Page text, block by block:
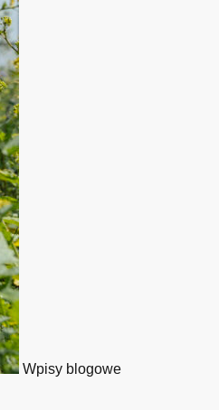
Wpisy blogowe